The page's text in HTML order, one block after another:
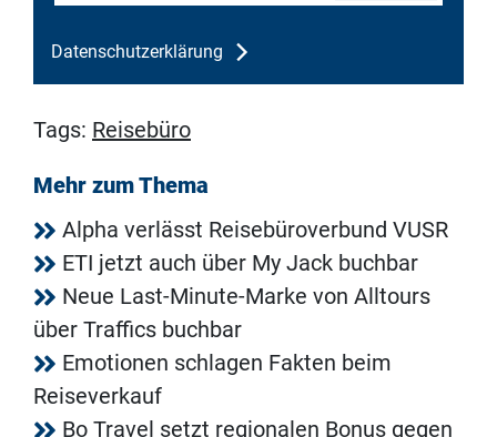
Datenschutzerklärung
Tags: Reisebüro
Mehr zum Thema
Alpha verlässt Reisebüroverbund VUSR
ETI jetzt auch über My Jack buchbar
Neue Last-Minute-Marke von Alltours
über Traffics buchbar
Emotionen schlagen Fakten beim
Reiseverkauf
Bo Travel setzt regionalen Bonus gegen